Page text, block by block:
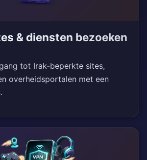
& diensten bezoeken
tot Irak-beperkte sites,
overheidsportalen met een